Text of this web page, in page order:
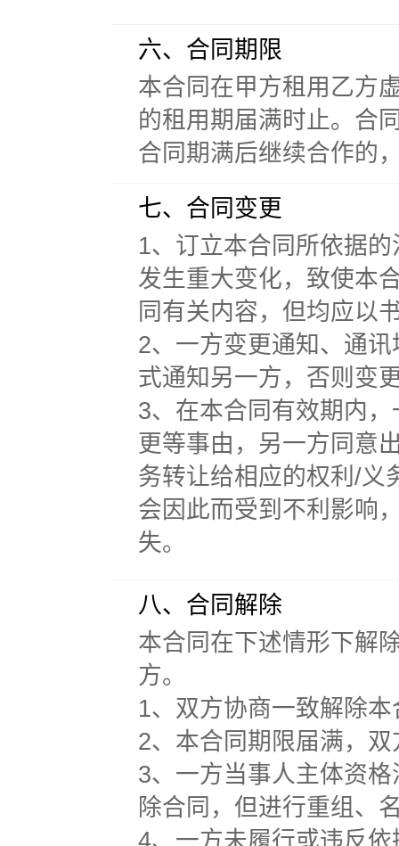
六、合同期限
本合同在甲方租用乙方
的租用期届满时止。合
合同期满后继续合作的
七、合同变更
1、订立本合同所依据
发生重大变化，致使本
同有关内容，但均应以
2、一方变更通知、通
式通知另一方，否则变
3、在本合同有效期内
更等事由，另一方同意
务转让给相应的权利/义
会因此而受到不利影响
失。
八、合同解除
本合同在下述情形下解
方。
1、双方协商一致解除本
2、本合同期限届满，
3、一方当事人主体资
除合同，但进行重组、
4、一方未履行或违反